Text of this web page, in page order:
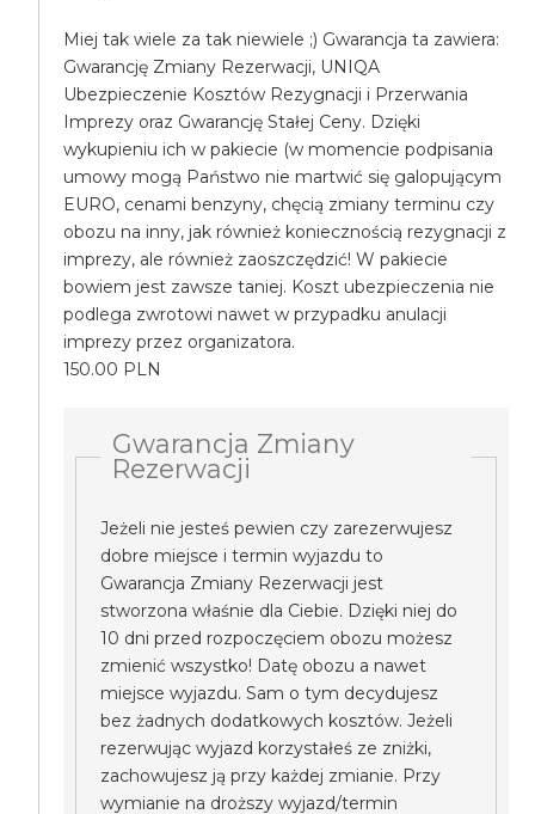
Miej tak wiele za tak niewiele ;) Gwarancja ta zawiera:
Gwarancję Zmiany Rezerwacji, UNIQA
Ubezpieczenie Kosztów Rezygnacji i Przerwania
Imprezy oraz Gwarancję Stałej Ceny. Dzięki
wykupieniu ich w pakiecie (w momencie podpisania
umowy mogą Państwo nie martwić się galopującym
EURO, cenami benzyny, chęcią zmiany terminu czy
obozu na inny, jak również koniecznością rezygnacji z
imprezy, ale również zaoszczędzić! W pakiecie
bowiem jest zawsze taniej. Koszt ubezpieczenia nie
podlega zwrotowi nawet w przypadku anulacji
imprezy przez organizatora.
150.00 PLN
Gwarancja Zmiany
Rezerwacji
Jeżeli nie jesteś pewien czy zarezerwujesz
dobre miejsce i termin wyjazdu to
Gwarancja Zmiany Rezerwacji jest
stworzona właśnie dla Ciebie. Dzięki niej do
10 dni przed rozpoczęciem obozu możesz
zmienić wszystko! Datę obozu a nawet
miejsce wyjazdu. Sam o tym decydujesz
bez żadnych dodatkowych kosztów. Jeżeli
rezerwując wyjazd korzystałeś ze zniżki,
zachowujesz ją przy każdej zmianie. Przy
wymianie na droższy wyjazd/termin